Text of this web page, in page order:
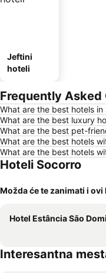
Jeftini
hoteli
Frequently Asked
What are the best hotels in
What are the best luxury
What are the best pet-
What are the best hotels
What are the best hotels
Hoteli Socorro
Možda će te zanimati i
Hotel Estância São
Interesantna